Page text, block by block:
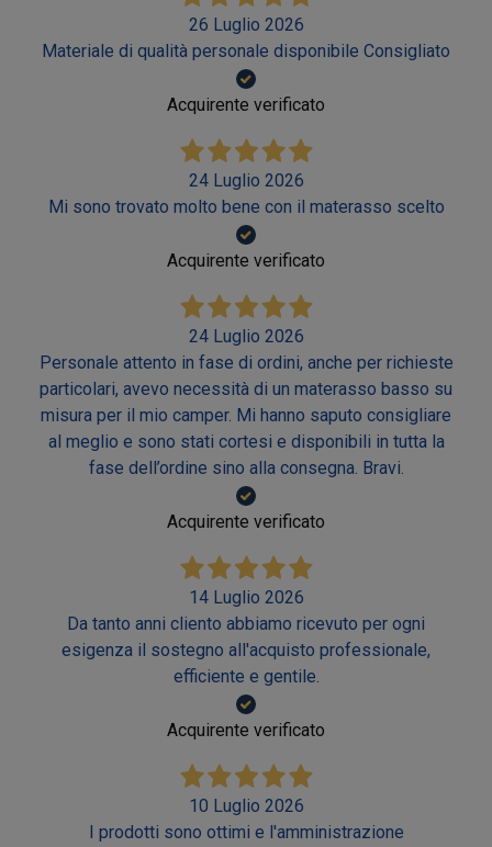
26 Luglio 2026
Materiale di qualità personale disponibile Consigliato
Acquirente verificato
24 Luglio 2026
Mi sono trovato molto bene con il materasso scelto
Acquirente verificato
24 Luglio 2026
Personale attento in fase di ordini, anche per richieste
particolari, avevo necessità di un materasso basso su
misura per il mio camper. Mi hanno saputo consigliare
al meglio e sono stati cortesi e disponibili in tutta la
fase dell’ordine sino alla consegna. Bravi.
Acquirente verificato
14 Luglio 2026
Da tanto anni cliento abbiamo ricevuto per ogni
esigenza il sostegno all'acquisto professionale,
efficiente e gentile.
Acquirente verificato
10 Luglio 2026
I prodotti sono ottimi e l'amministrazione